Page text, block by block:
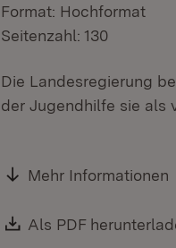
Format: Hochformat
Seitenzahl: 130
Die Landesregierung
der Jugendhilfe sie als
Mehr Informationen
Download:
Als PDF